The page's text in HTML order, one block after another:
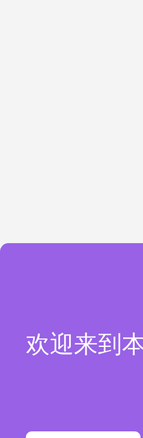
欢迎来到